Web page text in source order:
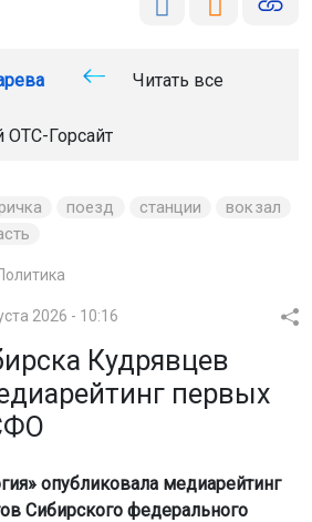
Читать все
ОТС-Горсайт
поезд станции
вокзал
2026 - 10:16
Кудрявцев
первых
опубликовала медиарейтинг
Сибирского федерального